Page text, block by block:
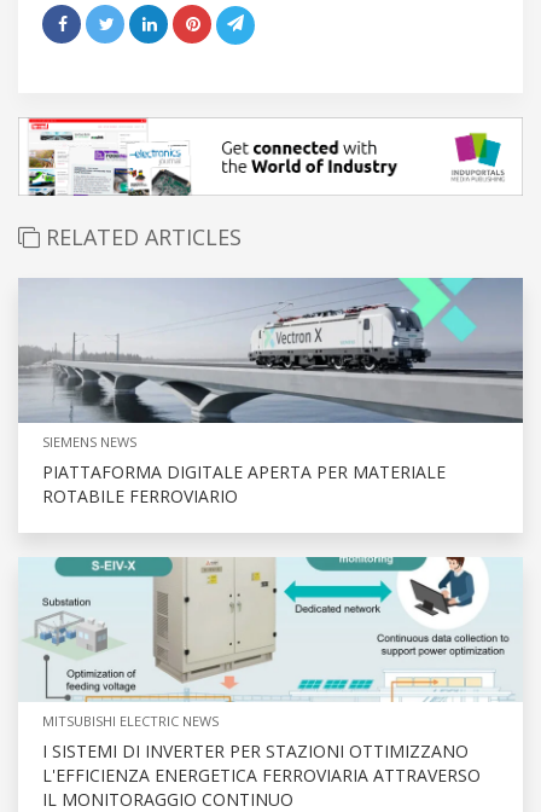
RELATED ARTICLES
SIEMENS NEWS
PIATTAFORMA DIGITALE APERTA PER MATERIALE
ROTABILE FERROVIARIO
MITSUBISHI ELECTRIC NEWS
I SISTEMI DI INVERTER PER STAZIONI OTTIMIZZANO
L'EFFICIENZA ENERGETICA FERROVIARIA ATTRAVERSO
IL MONITORAGGIO CONTINUO